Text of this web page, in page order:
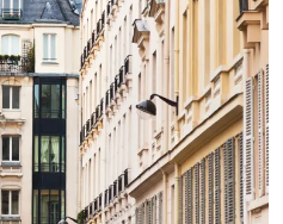
parfait pour les
idéal pour les espaces
et collaboratifs.
évolution, offrant des
excellente accessibilité
de
bureaux équipés,
à Paris 3, Paris 4, Paris 10,